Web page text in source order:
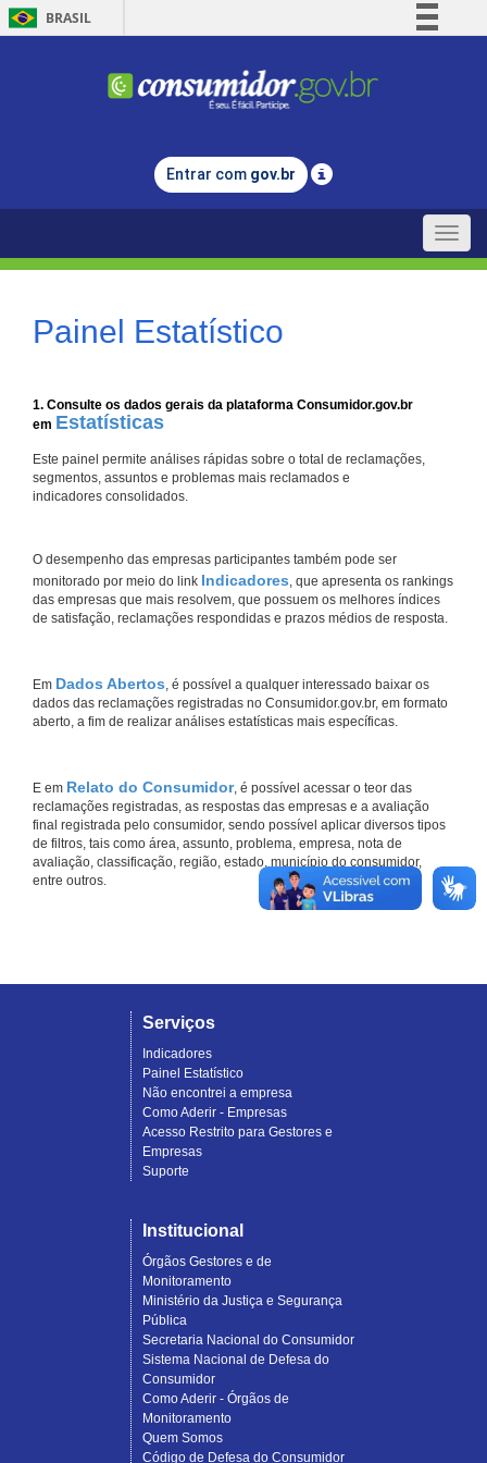
BRASIL
Comunica BR
Legislação
Entrar com gov.br
Toggle
Painel Estatístico
1. Consulte os dados gerais da plataforma Consumidor.gov.br
em Estatísticas
Este painel permite análises rápidas sobre o total de reclamações,
segmentos, assuntos e problemas mais reclamados e
indicadores consolidados.
O desempenho das empresas participantes também pode ser
monitorado por meio do link Indicadores, que apresenta os rankings
das empresas que mais resolvem, que possuem os melhores índices
de satisfação, reclamações respondidas e prazos médios de resposta.
Em Dados Abertos, é possível a qualquer interessado baixar os
dados das reclamações registradas no Consumidor.gov.br, em formato
aberto, a fim de realizar análises estatísticas mais específicas.
E em Relato do Consumidor, é possível acessar o teor das
reclamações registradas, as respostas das empresas e a avaliação
final registrada pelo consumidor, sendo possível aplicar diversos tipos
de filtros, tais como área, assunto, problema, empresa, nota de
avaliação, classificação, região, estado, município do consumidor,
entre outros.
Serviços
Indicadores
Painel Estatístico
Não encontrei a empresa
Como Aderir - Empresas
Acesso Restrito para Gestores e
Empresas
Suporte
Institucional
Órgãos Gestores e de
Monitoramento
Ministério da Justiça e Segurança
Pública
Secretaria Nacional do Consumidor
Sistema Nacional de Defesa do
Consumidor
Como Aderir - Órgãos de
Monitoramento
Quem Somos
Código de Defesa do Consumidor